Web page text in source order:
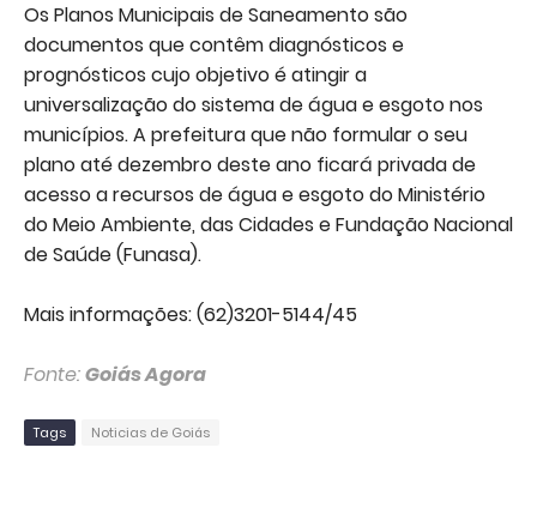
Os Planos Municipais de Saneamento são
documentos que contêm diagnósticos e
prognósticos cujo objetivo é atingir a
universalização do sistema de água e esgoto nos
municípios. A prefeitura que não formular o seu
plano até dezembro deste ano ficará privada de
acesso a recursos de água e esgoto do Ministério
do Meio Ambiente, das Cidades e Fundação Nacional
de Saúde (Funasa).
Mais informações: (62)3201-5144/45
Fonte:Goiás Agora
Tags Noticias de Goiás